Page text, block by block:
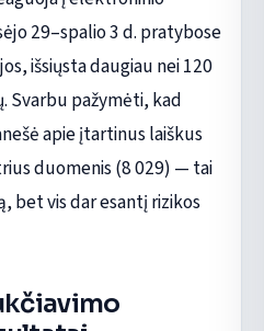
29–spalio 3 d. pratybose
išsiųsta daugiau nei 120
Svarbu pažymėti, kad
apie įtartinus laiškus
duomenis (8 029) — tai
bet vis dar esantį rizikos